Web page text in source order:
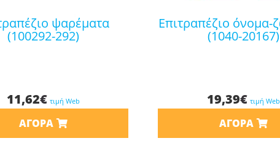
(100292-292)
11,62€ τιμή Web
ΑΓΟΡΆ
επιτραπέζιο όνομα-ζώα-φυτά
(1040-20167)
19,39€ τιμή Web
ΑΓΟΡΆ